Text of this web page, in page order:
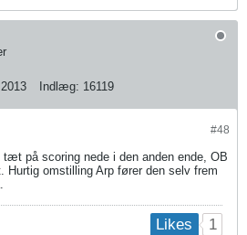
Indlæg: 16119
#48
på scoring nede i den anden ende, OB
Hurtig omstilling Arp fører den selv frem
Likes 1